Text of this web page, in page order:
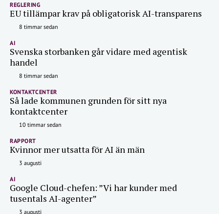
REGLERING
EU tillämpar krav på obligatorisk AI-transparens
8 timmar sedan
AI
Svenska storbanken går vidare med agentisk
handel
8 timmar sedan
KONTAKTCENTER
Så lade kommunen grunden för sitt nya
kontaktcenter
10 timmar sedan
RAPPORT
Kvinnor mer utsatta för AI än män
3 augusti
AI
Google Cloud-chefen: ”Vi har kunder med
tusentals AI-agenter”
3 augusti